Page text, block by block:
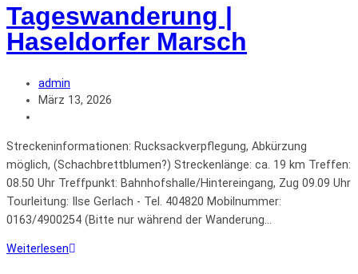
Tageswanderung |
Haseldorfer Marsch
admin
März 13, 2026
Streckeninformationen: Rucksackverpflegung, Abkürzung
möglich, (Schachbrettblumen?) Streckenlänge: ca. 19 km Treffen:
08.50 Uhr Treffpunkt: Bahnhofshalle/Hintereingang, Zug 09.09 Uhr
Tourleitung: Ilse Gerlach - Tel. 404820 Mobilnummer:
0163/4900254 (Bitte nur während der Wanderung…
Weiterlesen